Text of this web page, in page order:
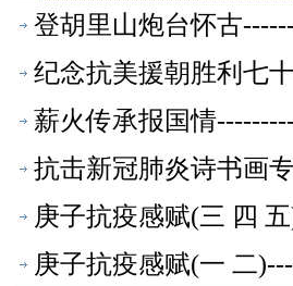
登胡里山炮台怀古
纪念抗美援朝胜利七
薪火传承报国情
抗击新冠肺炎诗书画
庚子抗疫感赋(三 四
庚子抗疫感赋(一 二